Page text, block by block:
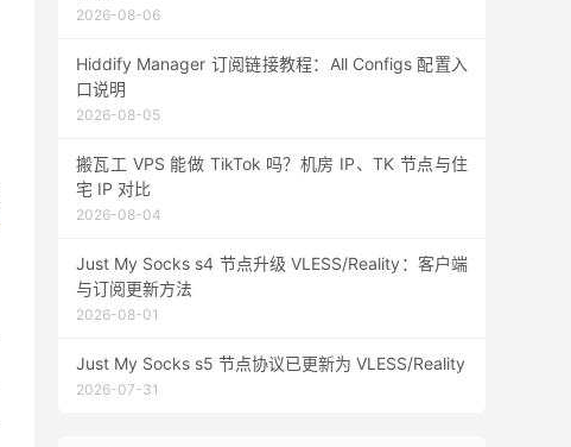
2026-08-06
Hiddify Manager 订阅链接教程：All Configs 配置入
口说明
2026-08-05
搬瓦工 VPS 能做 TikTok 吗？机房 IP、TK 节点与住
宅 IP 对比
2026-08-04
Just My Socks s4 节点升级 VLESS/Reality：客户端
与订阅更新方法
2026-08-01
Just My Socks s5 节点协议已更新为 VLESS/Reality
2026-07-31